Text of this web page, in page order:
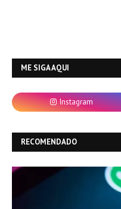
ME SIGA AQUI
RECOMENDADO